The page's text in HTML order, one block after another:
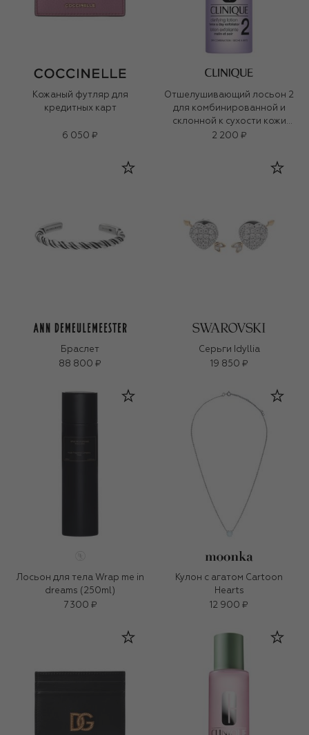
Кожаный футляр для
кредитных карт
6 050 ₽
Отшелушивающий лосьон 2
для комбинированной и
склонной к сухости кожи
Clarifying Lotion (100ml)
2 200 ₽
Браслет
88 800 ₽
Серьги Idyllia
19 850 ₽
Лосьон для тела Wrap me in
dreams (250ml)
7 300 ₽
Кулон c агатом Cartoon
Hearts
12 900 ₽